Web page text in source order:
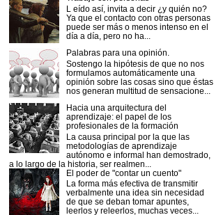
L eído así, invita a decir ¿y quién no?
Ya que el contacto con otras personas
puede ser más o menos intenso en el
día a día, pero no ha...
Palabras para una opinión.
Sostengo la hipótesis de que no nos
formulamos automáticamente una
opinión sobre las cosas sino que éstas
nos generan multitud de sensacione...
Hacia una arquitectura del
aprendizaje: el papel de los
profesionales de la formación
La causa principal por la que las
metodologías de aprendizaje
autónomo e informal han demostrado,
a lo largo de la historia, ser realmen...
El poder de "contar un cuento"
La forma más efectiva de transmitir
verbalmente una idea sin necesidad
de que se deban tomar apuntes,
leerlos y releerlos, muchas veces...